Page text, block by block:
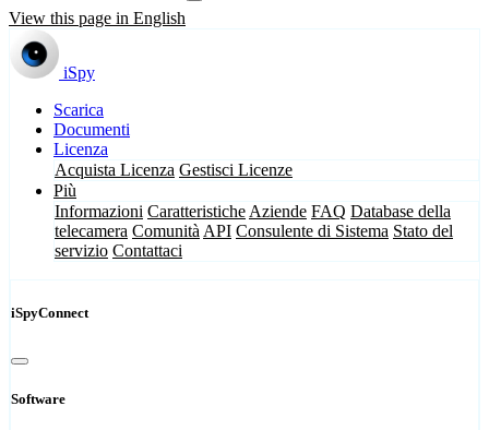
View this page in English
iSpy
Scarica
Documenti
Licenza
Acquista Licenza Gestisci Licenze
Più
Informazioni Caratteristiche Aziende FAQ Database della
telecamera Comunità API Consulente di Sistema Stato del
servizio Contattaci
iSpyConnect
Software